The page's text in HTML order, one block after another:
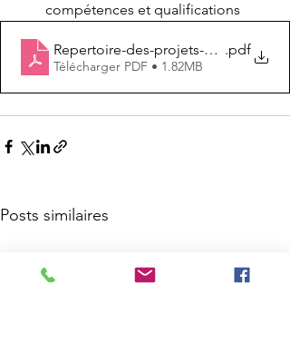
compétences et qualifications
Repertoire-des-projets-pour-.pdf
Télécharger PDF • 1.82MB
Posts similaires